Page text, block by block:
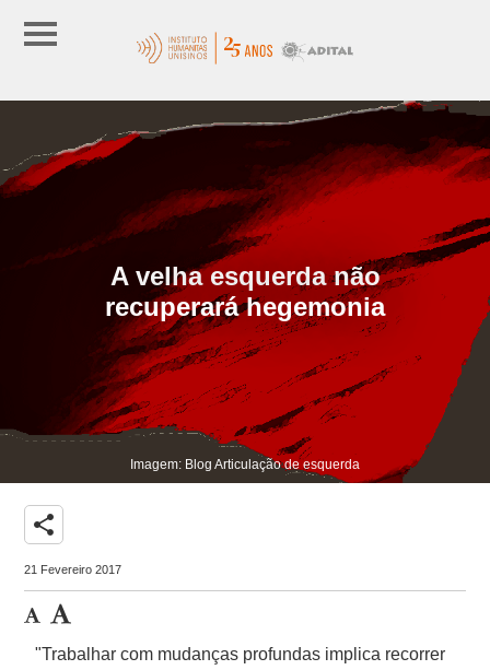
A velha esquerda não
recuperará hegemonia
Imagem: Blog Articulação de esquerda
share
21 Fevereiro 2017
"Trabalhar com mudanças profundas implica recorrer